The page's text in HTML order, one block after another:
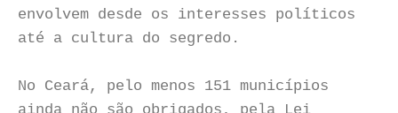
envolvem desde os interesses políticos
até a cultura do segredo.
No Ceará, pelo menos 151 municípios